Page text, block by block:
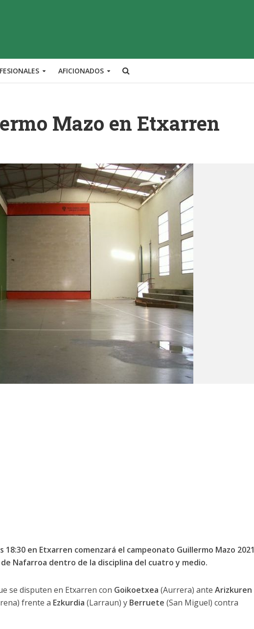
AFICIONADOS
Mazo en Etxarren
18:30 en Etxarren comenzará el campeonato Guillermo Mazo 2021
Nafarroa dentro de la disciplina del cuatro y medio.
se disputen en Etxarren con Goikoetxea (Aurrera) anteArizkuren
frente a Ezkurdia (Larraun) y Berruete (San Miguel) contra